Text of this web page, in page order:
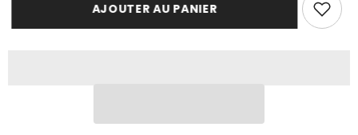
AJOUTER AU PANIER